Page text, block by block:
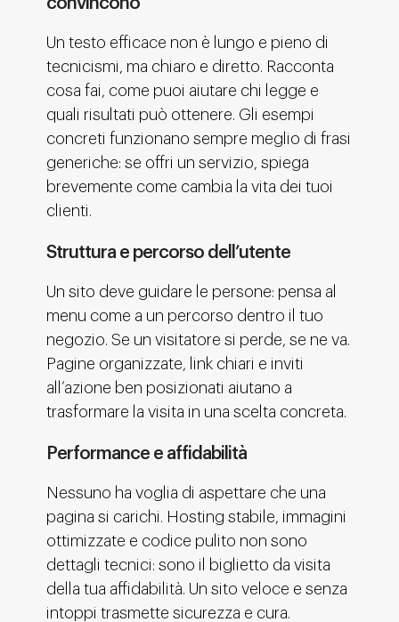
Un testo efficace non è lungo e pieno di
tecnicismi, ma chiaro e diretto. Racconta
cosa fai, come puoi aiutare chi legge e
quali risultati può ottenere. Gli esempi
concreti funzionano sempre meglio di frasi
generiche: se offri un servizio, spiega
brevemente come cambia la vita dei tuoi
clienti.
Struttura e percorso dell’utente
Un sito deve guidare le persone: pensa al
menu come a un percorso dentro il tuo
negozio. Se un visitatore si perde, se ne va.
Pagine organizzate, link chiari e inviti
all’azione ben posizionati aiutano a
trasformare la visita in una scelta concreta.
Performance e affidabilità
Nessuno ha voglia di aspettare che una
pagina si carichi. Hosting stabile, immagini
ottimizzate e codice pulito non sono
dettagli tecnici: sono il biglietto da visita
della tua affidabilità. Un sito veloce e senza
intoppi trasmette sicurezza e cura.